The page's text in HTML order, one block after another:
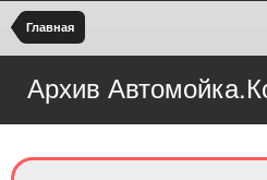
Главная
Архив